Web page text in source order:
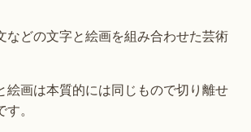
などの文字と絵画を組み合わせた芸術
絵画は本質的には同じもので切り離せ
。